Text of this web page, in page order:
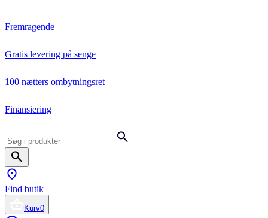
Fremragende
Gratis levering på senge
100 nætters ombytningsret
Finansiering
Find butik
Kurv0